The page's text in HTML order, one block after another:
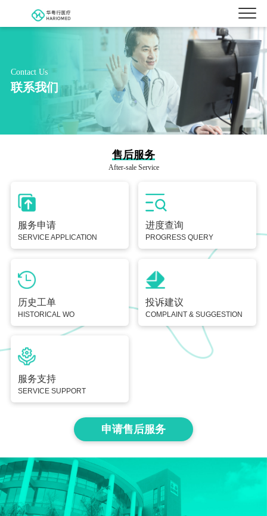
Contact Us
联系我们
售后服务
After-sale Service
服务申请
SERVICE APPLICATION
进度查询
PROGRESS QUERY
历史工单
HISTORICAL WO
投诉建议
COMPLAINT & SUGGESTION
服务支持
SERVICE SUPPORT
申请售后服务